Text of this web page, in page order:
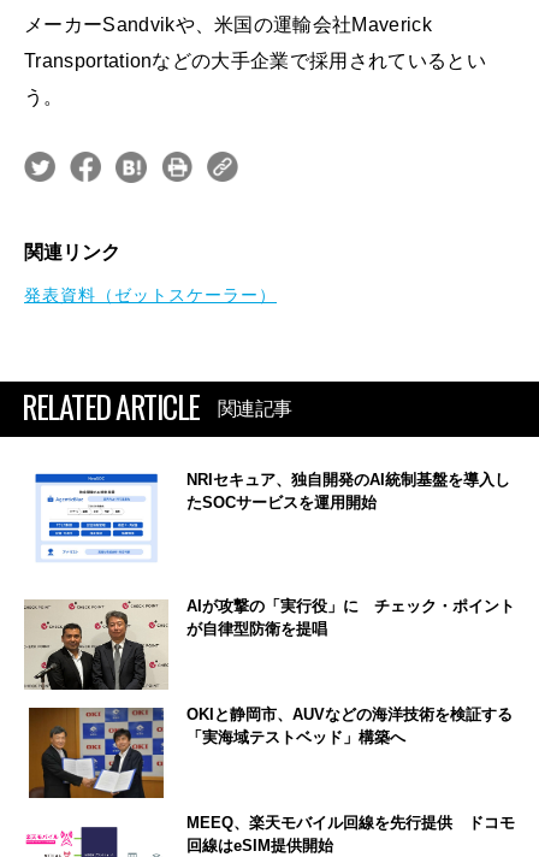
メーカーSandvikや、米国の運輸会社Maverick
Transportationなどの大手企業で採用されているとい
う。
関連リンク
発表資料（ゼットスケーラー）
RELATED ARTICLE 関連記事
NRIセキュア、独自開発のAI統制基盤を導入し
たSOCサービスを運用開始
AIが攻撃の「実行役」に チェック・ポイント
が自律型防衛を提唱
OKIと静岡市、AUVなどの海洋技術を検証する
「実海域テストベッド」構築へ
MEEQ、楽天モバイル回線を先行提供 ドコモ
回線はeSIM提供開始